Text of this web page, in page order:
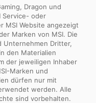
Dragon und
Service- oder
MSI Website angezeigt
Marken von MSI. Die
Unternehmen Dritter,
den Materialien
der jeweiligen Inhaber
Marken und
dürfen nur mit
werden. Alle
sind vorbehalten.